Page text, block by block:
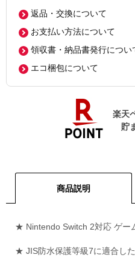
返品・交換について
お支払い方法について
領収書・納品書発行につい
エコ梱包について
商品説明
★ Nintendo Switch 2対応 ゲー
★ JIS防水保護等級7に適合し